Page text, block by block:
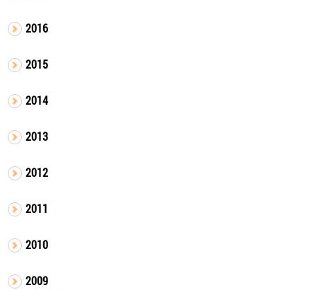
2016
2015
2014
2013
2012
2011
2010
2009